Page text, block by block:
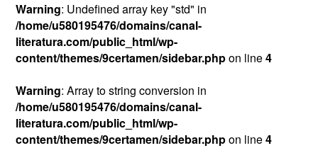
Warning: Undefined array key "std" in
/home/u580195476/domains/canal-
literatura.com/public_html/wp-
content/themes/9certamen/sidebar.phpon line4
Warning: Array to string conversion in
/home/u580195476/domains/canal-
literatura.com/public_html/wp-
content/themes/9certamen/sidebar.phpon line4